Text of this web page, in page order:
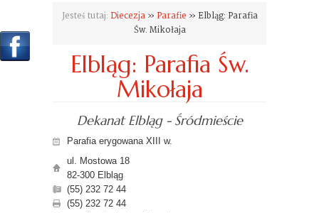
Jesteś tutaj: Diecezja» Parafie » Elbląg: Parafia
Św. Mikołaja
Elbląg: Parafia Św.
Mikołaja
Dekanat Elbląg - Śródmieście
Parafia erygowana XIII w.
ul. Mostowa 18
82-300 Elbląg
(55) 232 72 44
(55) 232 72 44